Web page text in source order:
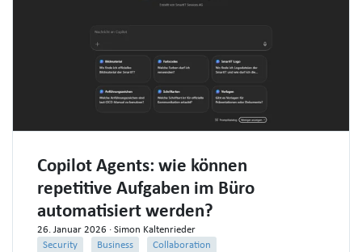
Copilot Agents: wie können
repetitive Aufgaben im Büro
automatisiert werden?
26. Januar 2026 · Simon Kaltenrieder
Security
Business Collaboration